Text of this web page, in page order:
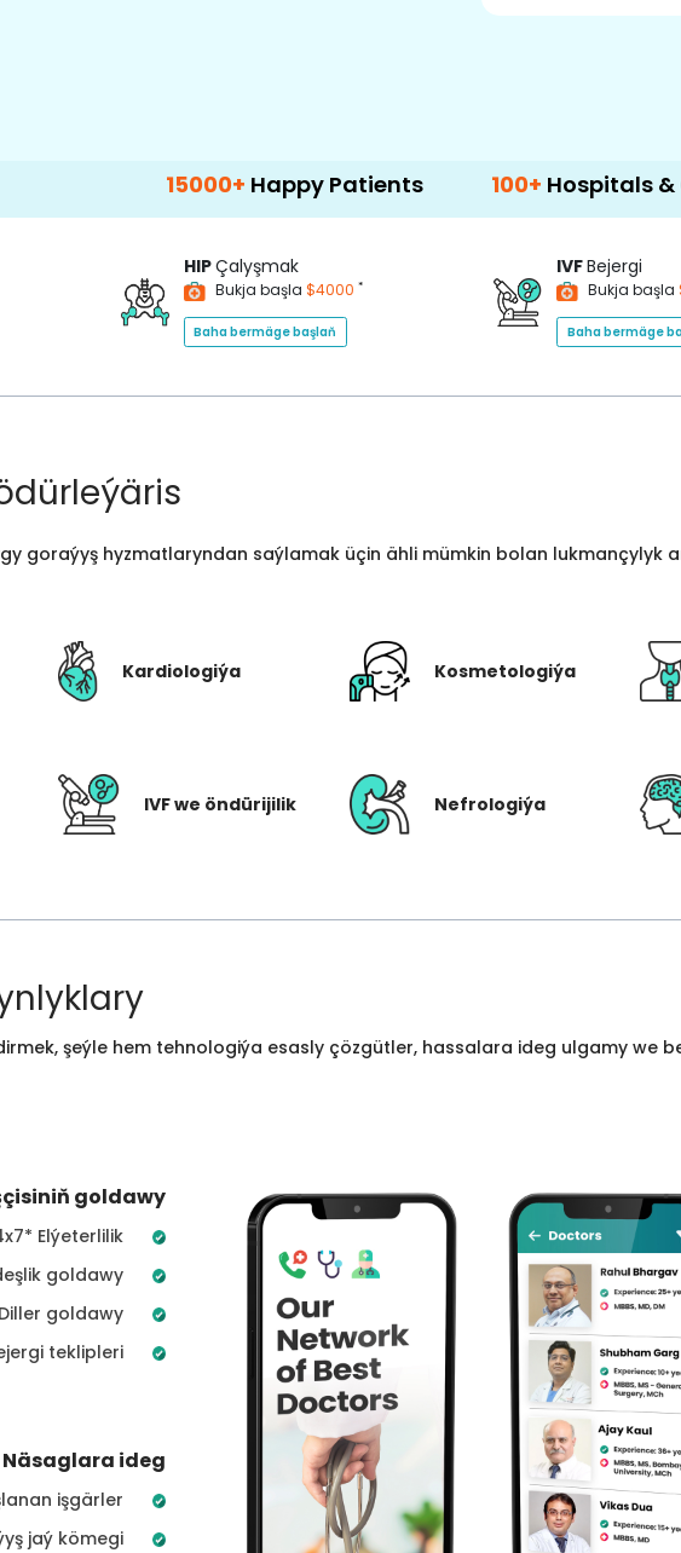
Happy Patients 100+Hospitals & Clinics
HIPÇalyşmak
Bukja başla $4000 *
Baha bermäge başlaň
IVFBejergi
Bukja başla
Baha bermäge
goraýyş hyzmatlaryndan saýlamak üçin ähli mümkin bolan lukmançylyk
Kardiologiýa Kosmetologiýa
IVF we öndürijilik Nefrologiýa
şeýle hem tehnologiýa esasly çözgütler, hassalara ideg ulgamy we
goldawy
Elýeterlilik
goldawy
goldawy
teklipleri
Näsaglara ideg
işgärler
jaý kömegi